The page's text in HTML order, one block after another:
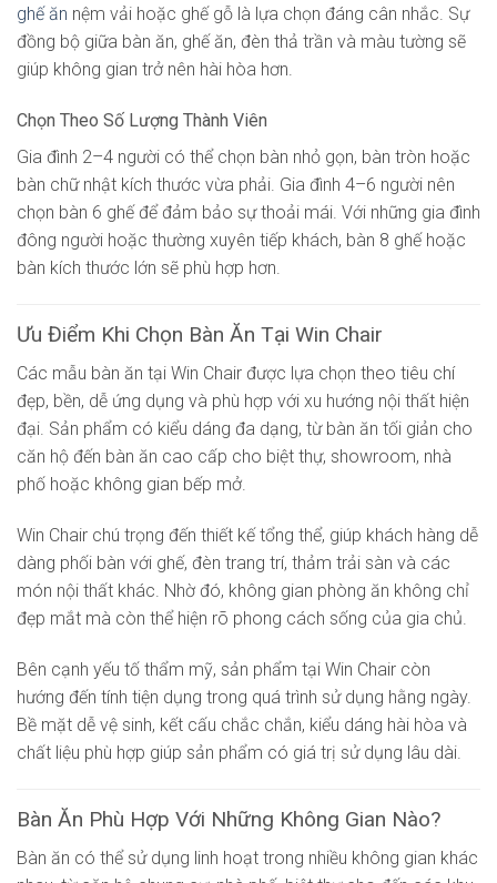
ghế ăn nệm vải hoặc ghế gỗ là lựa chọn đáng cân nhắc. Sự
đồng bộ giữa bàn ăn, ghế ăn, đèn thả trần và màu tường sẽ
giúp không gian trở nên hài hòa hơn.
Chọn Theo Số Lượng Thành Viên
Gia đình 2–4 người có thể chọn bàn nhỏ gọn, bàn tròn hoặc
bàn chữ nhật kích thước vừa phải. Gia đình 4–6 người nên
chọn bàn 6 ghế để đảm bảo sự thoải mái. Với những gia đình
đông người hoặc thường xuyên tiếp khách, bàn 8 ghế hoặc
bàn kích thước lớn sẽ phù hợp hơn.
Ưu Điểm Khi Chọn Bàn Ăn Tại Win Chair
Các mẫu bàn ăn tại Win Chair được lựa chọn theo tiêu chí
đẹp, bền, dễ ứng dụng và phù hợp với xu hướng nội thất hiện
đại. Sản phẩm có kiểu dáng đa dạng, từ bàn ăn tối giản cho
căn hộ đến bàn ăn cao cấp cho biệt thự, showroom, nhà
phố hoặc không gian bếp mở.
Win Chair chú trọng đến thiết kế tổng thể, giúp khách hàng dễ
dàng phối bàn với ghế, đèn trang trí, thảm trải sàn và các
món nội thất khác. Nhờ đó, không gian phòng ăn không chỉ
đẹp mắt mà còn thể hiện rõ phong cách sống của gia chủ.
Bên cạnh yếu tố thẩm mỹ, sản phẩm tại Win Chair còn
hướng đến tính tiện dụng trong quá trình sử dụng hằng ngày.
Bề mặt dễ vệ sinh, kết cấu chắc chắn, kiểu dáng hài hòa và
chất liệu phù hợp giúp sản phẩm có giá trị sử dụng lâu dài.
Bàn Ăn Phù Hợp Với Những Không Gian Nào?
Bàn ăn có thể sử dụng linh hoạt trong nhiều không gian khác